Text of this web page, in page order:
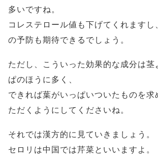
多いですね。
コレステロール値も下げてくれますし
の予防も期待できるでしょう。
ただし、こういった効果的な成分は茎
ぱのほうに多く、
できれば葉がいっぱいついたものを求
ただくようにしてくださいね。
それでは漢方的に見ていきましょう。
セロリは中国では芹菜といいますよ。